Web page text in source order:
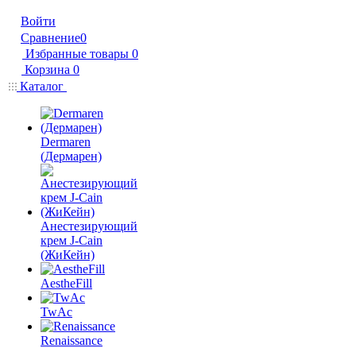
Войти
Сравнение0
Избранные товары 0
Корзина 0
Каталог
Dermaren
(Дермарен)
Анестезирующий
крем J-Cain
(ЖиКейн)
AestheFill
TwAc
Renaissance